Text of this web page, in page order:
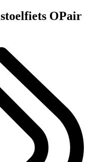
OPair